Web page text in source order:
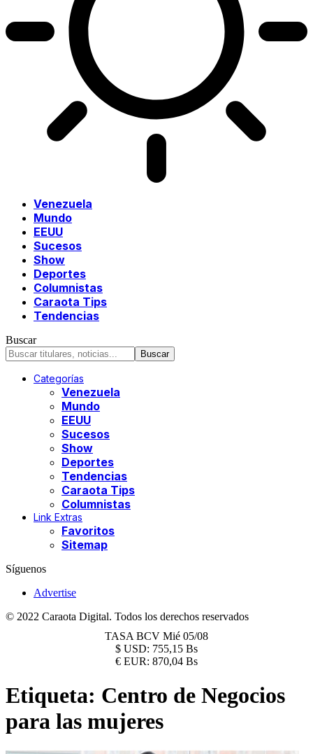
Venezuela
Mundo
EEUU
Sucesos
Show
Deportes
Columnistas
Caraota Tips
Tendencias
Buscar
Categorías
Venezuela
Mundo
EEUU
Sucesos
Show
Deportes
Tendencias
Caraota Tips
Columnistas
Link Extras
Favoritos
Sitemap
Síguenos
Advertise
© 2022 Caraota Digital. Todos los derechos reservados
TASA BCV Mié 05/08
$ USD: 755,15 Bs
€ EUR: 870,04 Bs
Etiqueta: Centro de Negocios
para las mujeres